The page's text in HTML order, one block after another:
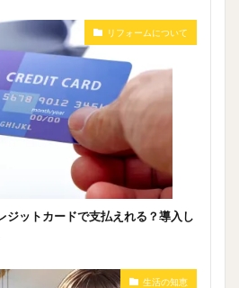
リフォームについて
ジットカードで支払えれる？導入し
生活の知恵